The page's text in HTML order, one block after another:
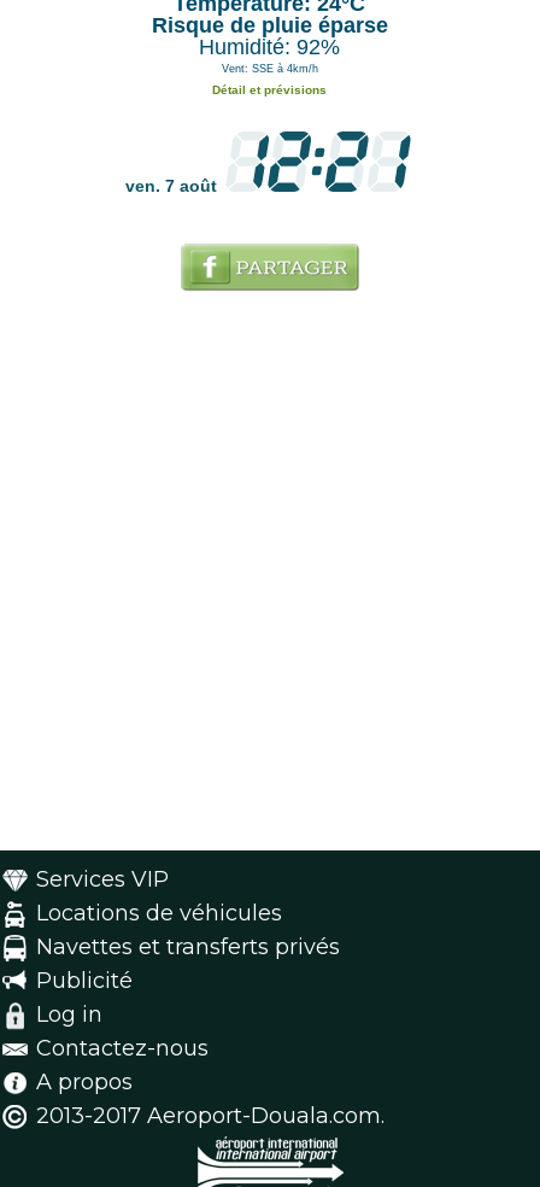
Risque de pluie éparse
Humidité: 92%
Vent: SSE à 4km/h
Détail et prévisions
ven. 7 août
Services VIP
Locations de véhicules
Navettes et transferts privés
Publicité
Log in
Contactez-nous
A propos
2013-2017 Aeroport-Douala.com.